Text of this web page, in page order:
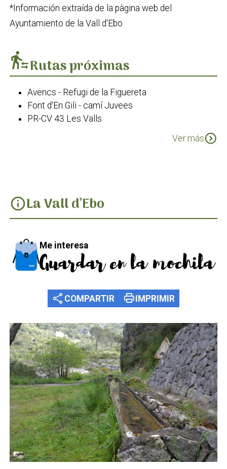
*Información extraída de la pàgina web del
Ayuntamiento de la Vall d'Ebo
transfer_within_a_stationRutas próximas
Avencs - Refugi de la Figuereta
Font d'En Gili - camí Juvees
PR-CV 43 Les Valls
Ver másexpand_circle_down
infoLa Vall d’Ebo
Me interesa
Guardar en la mochila
share COMPARTIR printIMPRIMIR